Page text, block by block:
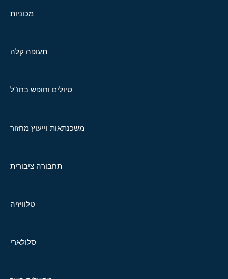
מכוניות
תעופה קלה
טיולים וחופש בחו"ל
משכנתאות וייעוץ מחזור
תחבורה ציבורית
טלוויזיה
סלולארי